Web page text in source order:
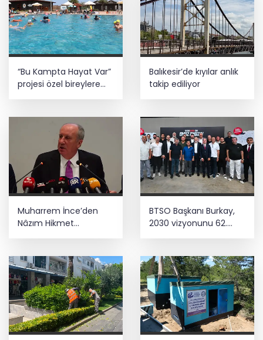
“Bu Kampta Hayat Var”
projesi özel bireylere
yaz tatili sunuyor
Balıkesir’de kıyılar anlık
takip ediliyor
Muharrem İnce’den
Nâzım Hikmet
devam ediyor hâlâ
BTSO Başkanı Burkay,
2030 vizyonunu 62.